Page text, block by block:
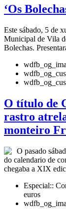
‘Os
Este sábado, 5 de
Municipal de Vila
Bolechas.
O título de
rastro
monteiro
O pasado
do calendario de
chegaba a XIX
Especial::
euros